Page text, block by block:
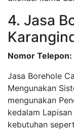
4. Jasa
Nomor Telepon:
Jasa Borehole
Mengunakan
mengunakan
kedalam
kebutuhan